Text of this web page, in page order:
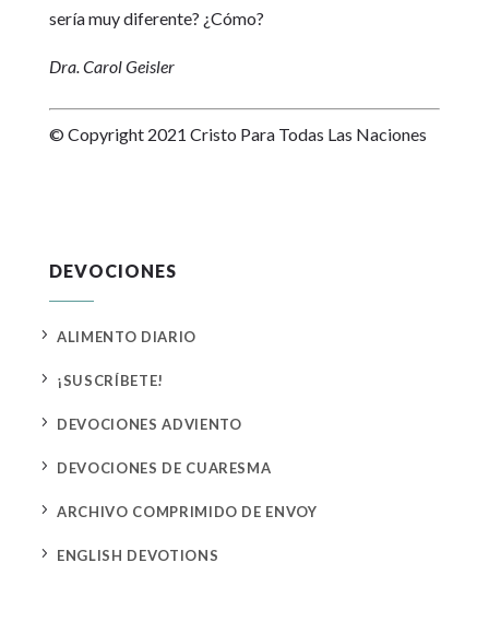
sería muy diferente? ¿Cómo?
Dra. Carol Geisler
© Copyright 2021 Cristo Para Todas Las Naciones
DEVOCIONES
5 ALIMENTO DIARIO
5 ¡SUSCRÍBETE!
5 DEVOCIONES ADVIENTO
5 DEVOCIONES DE CUARESMA
5 ARCHIVO COMPRIMIDO DE ENVOY
5 ENGLISH DEVOTIONS